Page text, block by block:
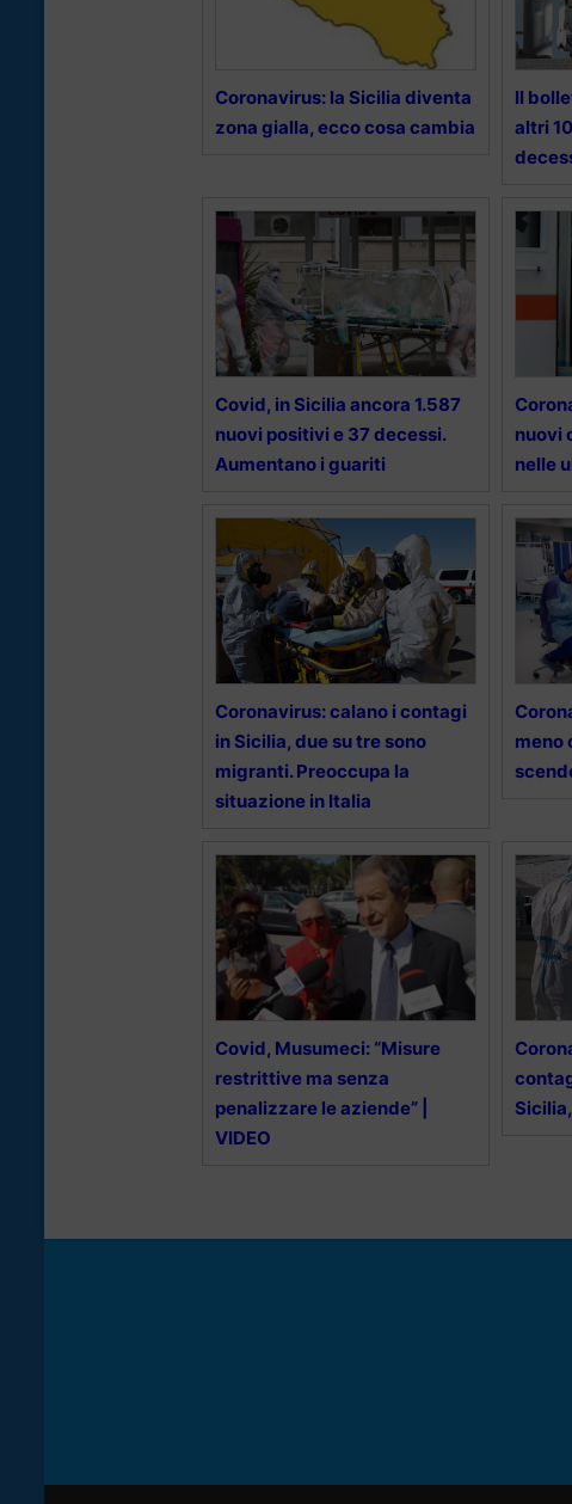
Coronavirus: la Sicilia diventa
zona gialla, ecco cosa cambia
Il
altri
Covid, in Sicilia ancora 1.587
nuovi positivi e 37 decessi.
Aumentano i guariti
nuovi
nelle
Coronavirus: calano i contagi
in Sicilia, due su tre sono
migranti. Preoccupa la
situazione in Italia
meno
Covid, Musumeci: “Misure
restrittive ma senza
penalizzare le aziende” |
VIDEO